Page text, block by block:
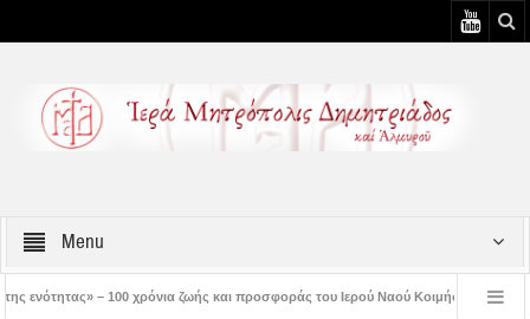
Menu
ζωής και προσφοράς του Ιερού Ναού Κοιμήσεως της Θεοτόκου Πτελεού